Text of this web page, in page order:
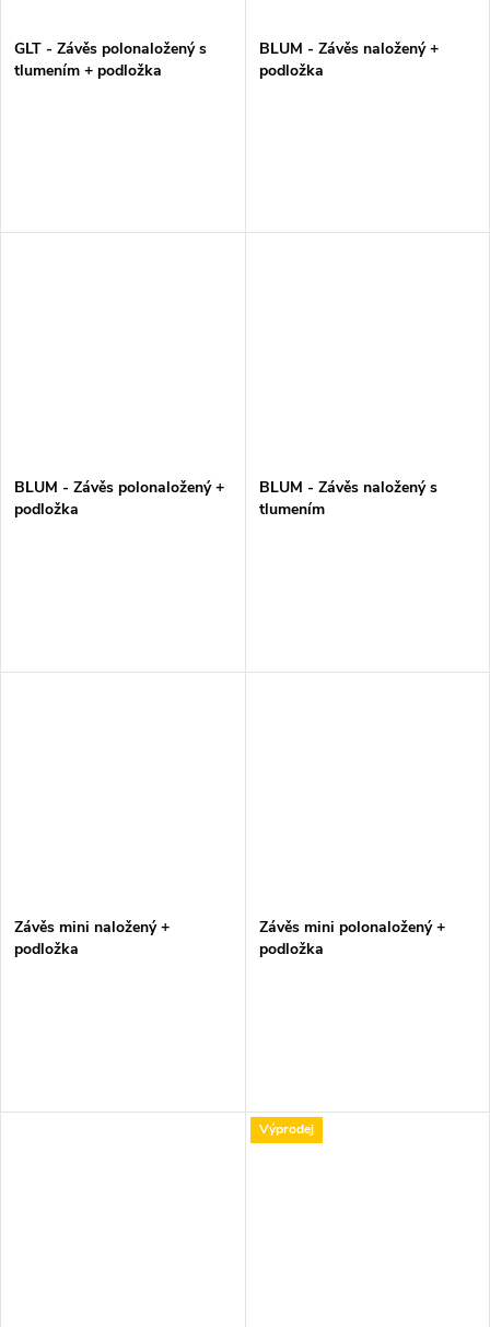
GLT - Závěs polonaložený s
tlumením + podložka
BLUM - Závěs naložený +
podložka
BLUM - Závěs polonaložený +
podložka
BLUM - Závěs naložený s
tlumením
Závěs mini naložený +
podložka
Závěs mini polonaložený +
podložka
Výprodej